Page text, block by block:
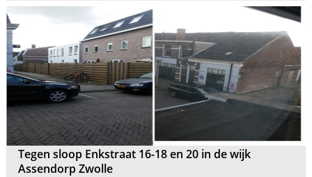
Tegen sloop Enkstraat 16-18 en 20 in de wijk
Assendorp Zwolle